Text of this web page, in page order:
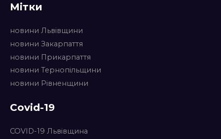
Мітки
новини Львівщини
новини Закарпаття
новини Прикарпаття
новини Тернопільщини
новини Рівненщини
Covid-19
COVID-19 Львівщина